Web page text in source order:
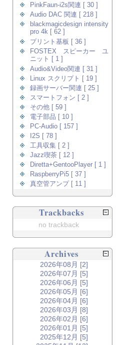
PinkFaun-i2s関連 [ 30 ]
Audio DAC 関連 [ 218 ]
blackmagicdesign intensity
pro 4k [ 62 ]
プリント基板 [ 36 ]
FOSTEX スピーカー ユ
ニット [ 1 ]
Audio&Video関連 [ 31 ]
Linux スクリプト [ 19 ]
録画サーバー関連 [ 25 ]
スマートフォン [ 2 ]
その他 [ 59 ]
電子部品 [ 10 ]
PC-Audio [ 157 ]
I2S [ 78 ]
工具収集 [ 2 ]
Jazz喫茶 [ 12 ]
Diretta+GentooPlayer [ 1 ]
RaspberryPi5 [ 37 ]
真空管アンプ [ 11 ]
Trackbacks
no trackback
Archives
2026年08月 [2]
2026年07月 [5]
2026年06月 [5]
2026年05月 [6]
2026年04月 [6]
2026年03月 [8]
2026年02月 [6]
2026年01月 [5]
2025年12月 [5]